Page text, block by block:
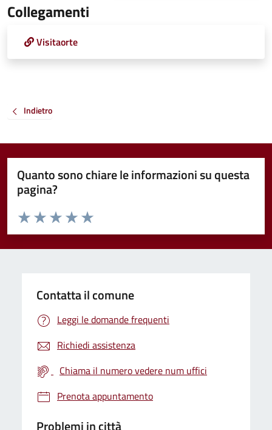
Collegamenti
Visitaorte
Indietro
Quanto sono chiare le informazioni su questa
pagina?
Valuta da 1 a 5 stelle la pagina
Valuta 5 stelle su 5
Valuta 4 stelle su 5
Valuta 3 stelle su 5
Valuta 2 stelle su 5
Valuta 1 stelle su 5
Contatta il comune
Leggi le domande frequenti
Richiedi assistenza
Chiama il numero vedere num uffici
Prenota appuntamento
Problemi in città